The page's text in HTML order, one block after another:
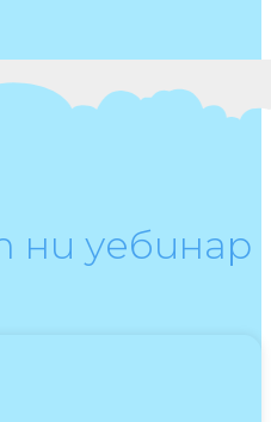
ни уебинар